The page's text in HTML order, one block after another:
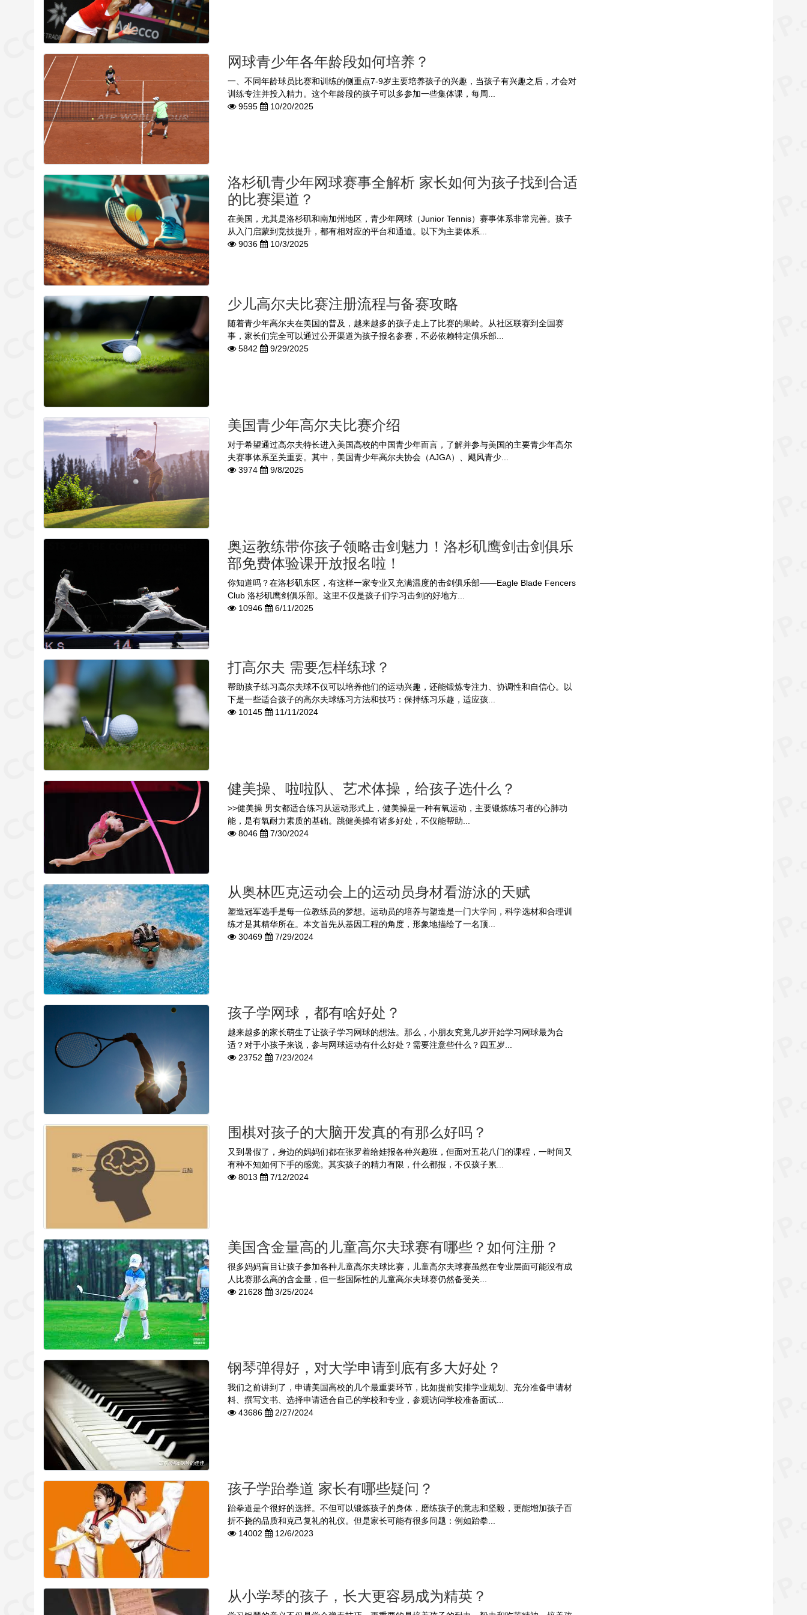
网球青少年各年龄段如何培养？
一、不同年龄球员比赛和训练的侧重点7-9岁主要培养孩子的兴趣，当孩子有兴趣之后，才会对
训练专注并投入精力。这个年龄段的孩子可以多参加一些集体课，每周...
9595
10/20/2025
洛杉矶青少年网球赛事全解析 家长如何为孩子找到合适
的比赛渠道？
在美国，尤其是洛杉矶和南加州地区，青少年网球（Junior Tennis）赛事体系非常完善。孩子
从入门启蒙到竞技提升，都有相对应的平台和通道。以下为主要体系...
9036
10/3/2025
少儿高尔夫比赛注册流程与备赛攻略
随着青少年高尔夫在美国的普及，越来越多的孩子走上了比赛的果岭。从社区联赛到全国赛
事，家长们完全可以通过公开渠道为孩子报名参赛，不必依赖特定俱乐部...
5842
9/29/2025
美国青少年高尔夫比赛介绍
对于希望通过高尔夫特长进入美国高校的中国青少年而言，了解并参与美国的主要青少年高尔
夫赛事体系至关重要。其中，美国青少年高尔夫协会（AJGA）、飓风青少...
3974
9/8/2025
奥运教练带你孩子领略击剑魅力！洛杉矶鹰剑击剑俱乐
部免费体验课开放报名啦！
你知道吗？在洛杉矶东区，有这样一家专业又充满温度的击剑俱乐部——Eagle Blade Fencers
Club 洛杉矶鹰剑俱乐部。这里不仅是孩子们学习击剑的好地方...
10946
6/11/2025
打高尔夫 需要怎样练球？
帮助孩子练习高尔夫球不仅可以培养他们的运动兴趣，还能锻炼专注力、协调性和自信心。以
下是一些适合孩子的高尔夫球练习方法和技巧：保持练习乐趣，适应孩...
10145
11/11/2024
健美操、啦啦队、艺术体操，给孩子选什么？
>>健美操 男女都适合练习从运动形式上，健美操是一种有氧运动，主要锻炼练习者的心肺功
能，是有氧耐力素质的基础。跳健美操有诸多好处，不仅能帮助...
8046
7/30/2024
从奥林匹克运动会上的运动员身材看游泳的天赋
塑造冠军选手是每一位教练员的梦想。运动员的培养与塑造是一门大学问，科学选材和合理训
练才是其精华所在。本文首先从基因工程的角度，形象地描绘了一名顶...
30469
7/29/2024
孩子学网球，都有啥好处？
越来越多的家长萌生了让孩子学习网球的想法。那么，小朋友究竟几岁开始学习网球最为合
适？对于小孩子来说，参与网球运动有什么好处？需要注意些什么？四五岁...
23752
7/23/2024
围棋对孩子的大脑开发真的有那么好吗？
又到暑假了，身边的妈妈们都在张罗着给娃报各种兴趣班，但面对五花八门的课程，一时间又
有种不知如何下手的感觉。其实孩子的精力有限，什么都报，不仅孩子累...
8013
7/12/2024
美国含金量高的儿童高尔夫球赛有哪些？如何注册？
很多妈妈盲目让孩子参加各种儿童高尔夫球比赛，儿童高尔夫球赛虽然在专业层面可能没有成
人比赛那么高的含金量，但一些国际性的儿童高尔夫球赛仍然备受关...
21628
3/25/2024
钢琴弹得好，对大学申请到底有多大好处？
我们之前讲到了，申请美国高校的几个最重要环节，比如提前安排学业规划、充分准备申请材
料、撰写文书、选择申请适合自己的学校和专业，参观访问学校准备面试...
43686
2/27/2024
孩子学跆拳道 家长有哪些疑问？
跆拳道是个很好的选择。不但可以锻炼孩子的身体，磨练孩子的意志和坚毅，更能增加孩子百
折不挠的品质和克己复礼的礼仪。但是家长可能有很多问题：例如跆拳...
14002
12/6/2023
从小学琴的孩子，长大更容易成为精英？